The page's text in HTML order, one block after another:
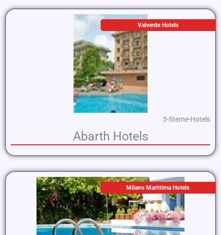
Valverde Hotels
3-Sterne-Hotels
Abarth Hotels
Milano Marittima Hotels